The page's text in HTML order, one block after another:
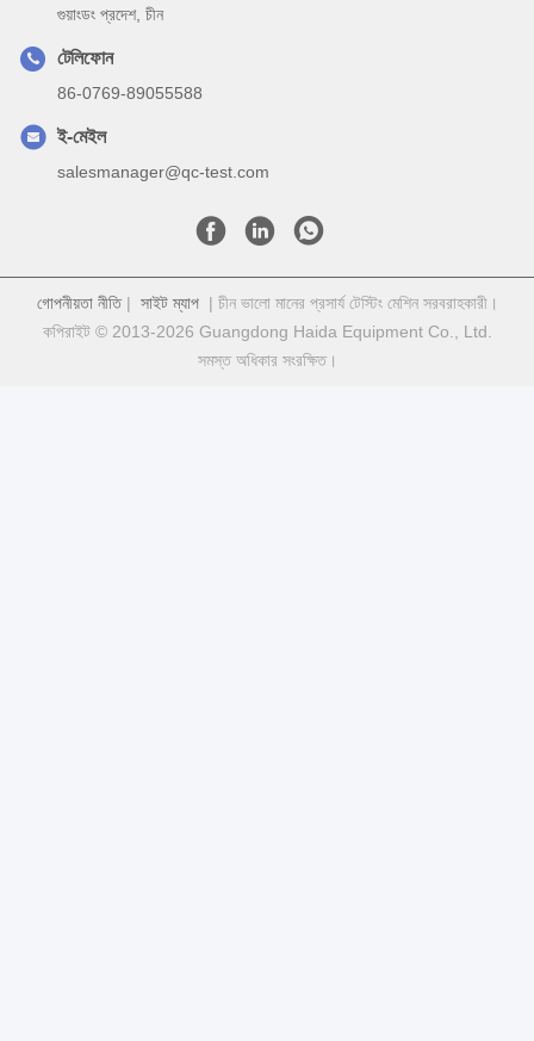
গুয়াংডং প্রদেশ, চীন
টেলিফোন
86-0769-89055588
ই-মেইল
salesmanager@qc-test.com
গোপনীয়তা নীতি| সাইট ম্যাপ| চীন ভালো মানের প্রসার্য টেস্টিং মেশিন সরবরাহকারী।
কপিরাইট © 2013-2026 Guangdong Haida Equipment Co., Ltd.
সমস্ত অধিকার সংরক্ষিত।